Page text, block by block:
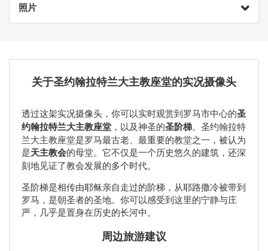
照片
关于圣约翰拉特兰大主教座堂的实况摄像头
透过这架实况摄像头，你可以实时观赏到罗马市中心的圣
约翰拉特兰大主教座堂 ，以及神圣的圣阶梯。圣约翰拉特
兰大主教座堂是罗马最古老、最重要的教堂之一，被认为
是天主教会的母堂。它不仅是一个历史悠久的建筑，还深
刻地见证了教会发展的多个时代。
圣阶梯是相传由耶稣亲自走过的阶梯，从耶路撒冷被带到
罗马，是朝圣者的圣地。你可以感受到这里的宁静与庄
严，几乎是置身在历史的长河中。
周边旅游建议